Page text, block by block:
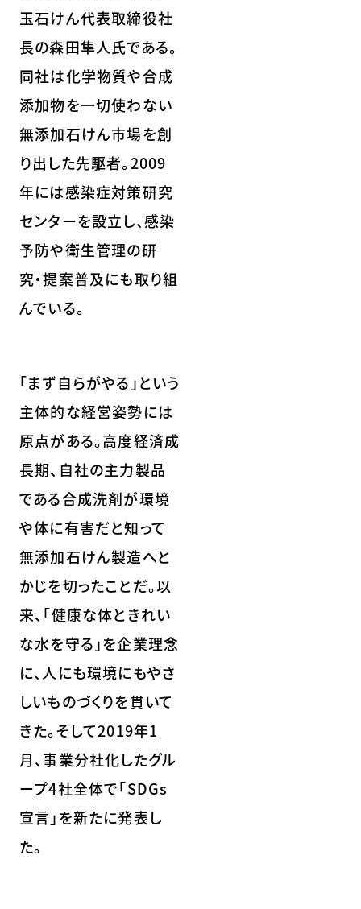
玉石けん代表取締役社
長の森田隼人氏である。
同社は化学物質や合成
添加物を一切使わない
無添加石けん市場を創
り出した先駆者。2009
年には感染症対策研究
センターを設立し、感染
予防や衛生管理の研
究・提案普及にも取り組
んでいる。
「まず自らがやる」という
主体的な経営姿勢には
原点がある。高度経済成
長期、自社の主力製品
である合成洗剤が環境
や体に有害だと知って
無添加石けん製造へと
かじを切ったことだ。以
来、「健康な体ときれい
な水を守る」を企業理念
に、人にも環境にもやさ
しいものづくりを貫いて
きた。そして2019年1
月、事業分社化したグル
ープ4社全体で「SDGs
宣言」を新たに発表し
た。